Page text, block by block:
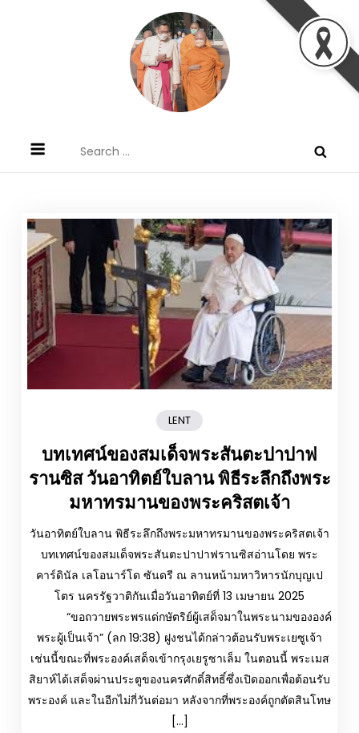
ประทานพระพรแก่พวกท่านท้งหลายเทอญ
for:
LENT
บทเทศน์ของสมเด็จพระสันตะปาปาฟ
รานซิส วันอาทิตย์ใบลาน พิธีระลึกถึงพระ
มหาทรมานของพระคริสตเจ้า
วันอาทิตย์ใบลาน พิธีระลึกถึงพระมหาทรมานของพระคริสตเจ้า
บทเทศน์ของสมเด็จพระสันตะปาปาฟรานซิสอ่านโดย พระ
คาร์ดินัล เลโอนาร์โด ซันดรี ณ ลานหน้ามหาวิหารนักบุญเป
โตร นครรัฐวาติกันเมื่อวันอาทิตย์ที่ 13 เมษายน 2025
“ขอถวายพระพรแด่กษัตริย์ผู้เสด็จมาในพระนามขององค์
พระผู้เป็นเจ้า” (ลก 19:38) ฝูงชนได้กล่าวต้อนรับพระเยซูเจ้า
เช่นนี้ขณะที่พระองค์เสด็จเข้ากรุงเยรูซาเล็ม ในตอนนี้ พระเมส
สิยาห์ได้เสด็จผ่านประตูของนครศักดิ์สิทธิ์ซึ่งเปิดออกเพื่อต้อนรับ
พระองค์ และในอีกไม่กี่วันต่อมา หลังจากที่พระองค์ถูกตัดสินโทษ
[…]